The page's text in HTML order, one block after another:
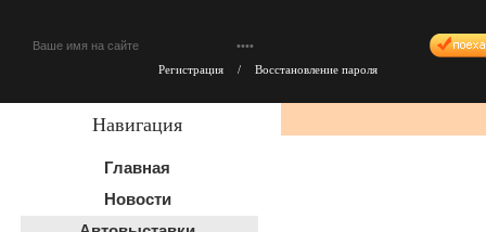
Регистрация / Восстановление пароля
Навигация
Главная
Новости